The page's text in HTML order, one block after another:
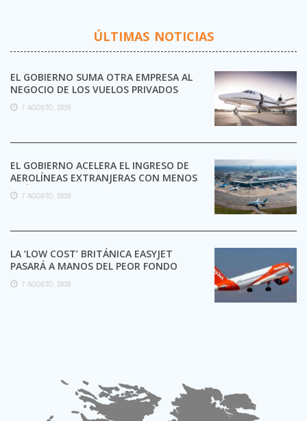
ÚLTIMAS NOTICIAS
EL GOBIERNO SUMA OTRA EMPRESA AL
NEGOCIO DE LOS VUELOS PRIVADOS
7 AGOSTO, 2026
EL GOBIERNO ACELERA EL INGRESO DE
AEROLÍNEAS EXTRANJERAS CON MENOS
TRÁMITES
7 AGOSTO, 2026
LA ‘LOW COST’ BRITÁNICA EASYJET
PASARÁ A MANOS DEL PEOR FONDO
POSIBLE:
7 AGOSTO, 2026